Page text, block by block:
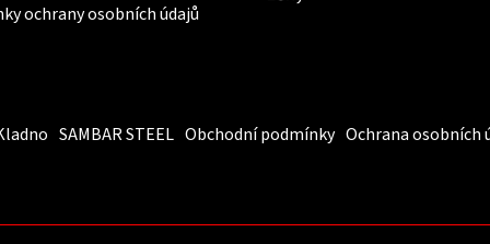
ochrany osobních údajů
SAMBAR STEEL Obchodní podmínky Ochrana osobních